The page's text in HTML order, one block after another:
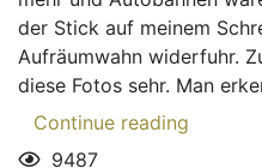
der Stick auf meinem
Aufräumwahn widerfuhr.
diese Fotos sehr. Man
Continue reading
9487